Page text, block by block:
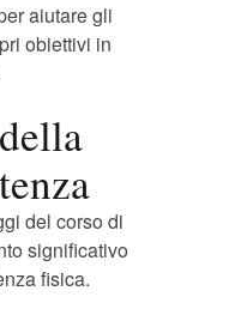
aiutare gli
obiettivi in
del corso di
significativo
fisica.